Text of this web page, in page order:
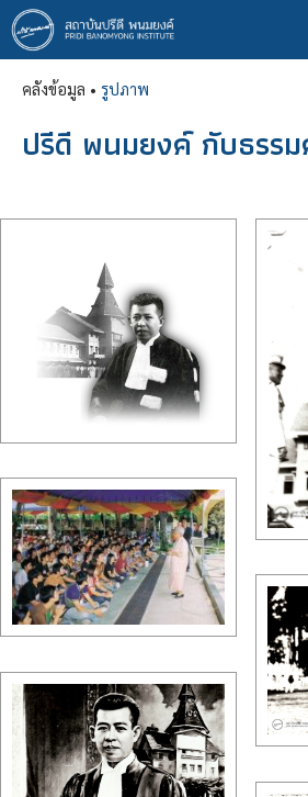
ข้าม
ไป
ยัง
เนื้อหา
คลังข้อมูล • รูปภาพ
ปรีดี พนมยงค์ กับธรร